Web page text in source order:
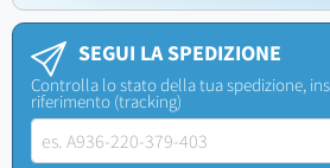
SEGUI LA SPEDIZIONE
Controlla lo stato della tua spedizione,
riferimento (tracking)